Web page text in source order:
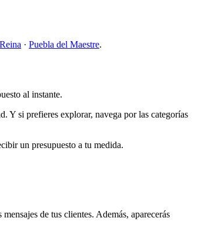
· Puebla del Maestre.
al instante.
Y si prefieres explorar, navega por las categorías
un presupuesto a tu medida.
de tus clientes. Además, aparecerás